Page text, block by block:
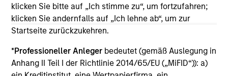
klicken Sie bitte auf „Ich stimme zu“, um fortzufahren;
klicken Sie andernfalls auf „Ich lehne ab“, um zur
Startseite zurückzukehren.
*Professioneller Anleger bedeutet (gemäß Auslegung in
Anhang II Teil I der Richtlinie 2014/65/EU („MiFID“)): a)
May not represent all Team Members.
The information on this page is for informational